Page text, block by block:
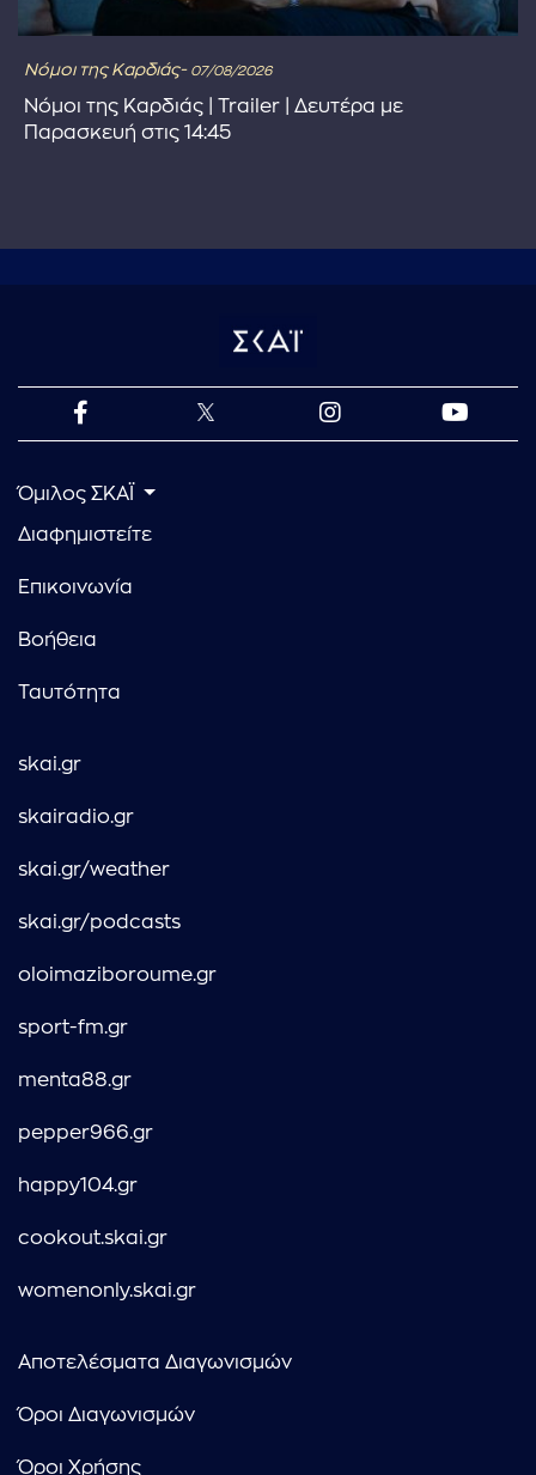
Νόμοι της Καρδιάς- 07/08/2026
Νόμοι της Καρδιάς | Trailer | Δευτέρα με
Παρασκευή στις 14:45
Όμιλος ΣΚΑΪ
Διαφημιστείτε
Επικοινωνία
Βοήθεια
Ταυτότητα
skai.gr
skairadio.gr
skai.gr/weather
skai.gr/podcasts
oloimaziboroume.gr
sport-fm.gr
menta88.gr
pepper966.gr
happy104.gr
cookout.skai.gr
womenonly.skai.gr
Αποτελέσματα Διαγωνισμών
Όροι Διαγωνισμών
Όροι Χρήσης